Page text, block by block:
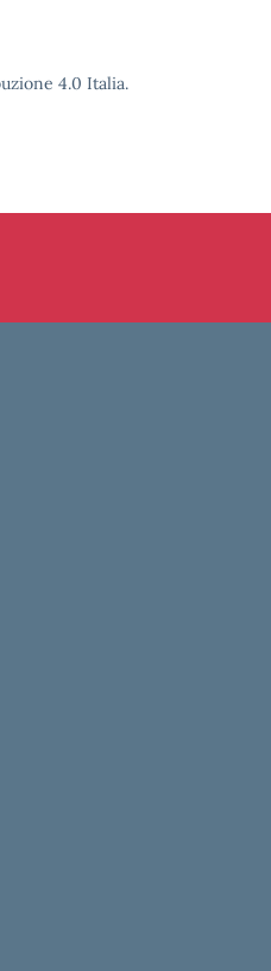
4.0 Italia.